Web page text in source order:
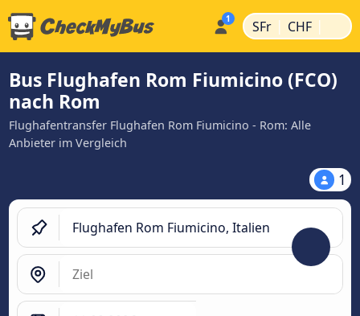
SFr | CHF |
Bus Flughafen Rom Fiumicino (FCO)
nach Rom
Flughafentransfer Flughafen Rom Fiumicino - Rom: Alle
Anbieter im Vergleich
1